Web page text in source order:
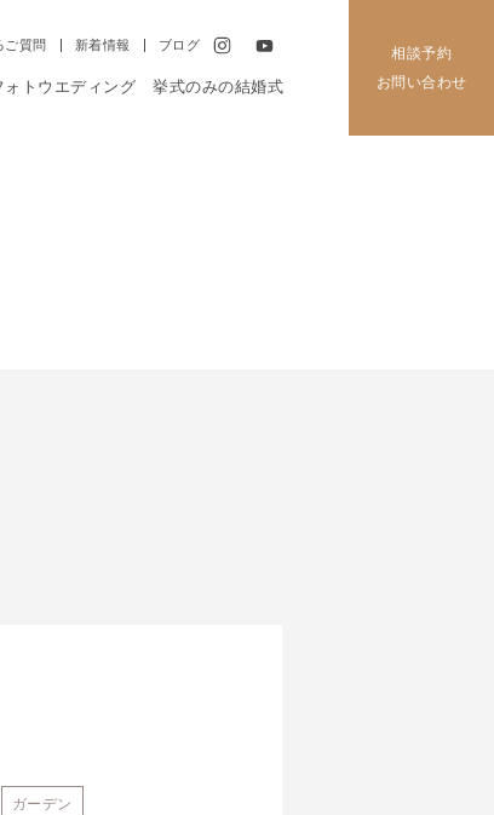
ご質問 新着情報 ブログ
ォトウエディング 挙式のみの結婚式
相談予約
お問い合わせ
ガーデン